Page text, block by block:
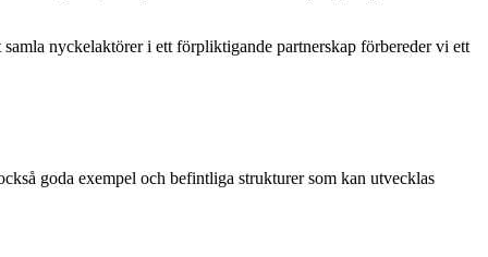
nyckelaktörer i ett förpliktigande partnerskap förbereder vi ett
goda exempel och befintliga strukturer som kan utvecklas